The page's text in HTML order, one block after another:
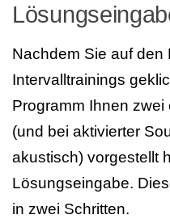
Nachdem Sie auf den
Intervalltrainings
Programm Ihnen
(und bei aktivierter
akustisch) vorgestellt
Lösungseingabe.
in zwei Schritten.